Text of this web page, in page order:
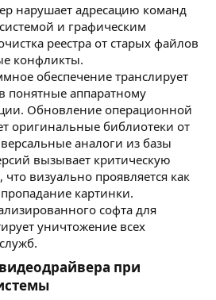
нарушает адресацию команд
и графическим
реестра от старых файлов
конфликты.
обеспечение транслирует
понятные аппаратному
Обновление операционной
оригинальные библиотеки от
аналоги из базы
вызывает критическую
визуально проявляется как
картинки.
софта для
уничтожение всех
при